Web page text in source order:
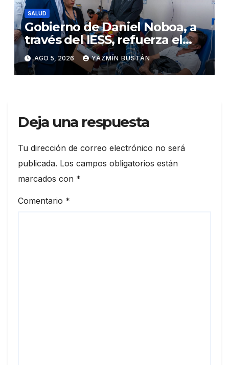
SALUD
Gobierno de Daniel Noboa, a
través del IESS, refuerza el
abastecimiento de insulina
en 86 establecimientos de
salud
AGO 5, 2026 YAZMÍN BUSTÁN
Deja una respuesta
Tu dirección de correo electrónico no será
publicada. Los campos obligatorios están
marcados con *
Comentario *